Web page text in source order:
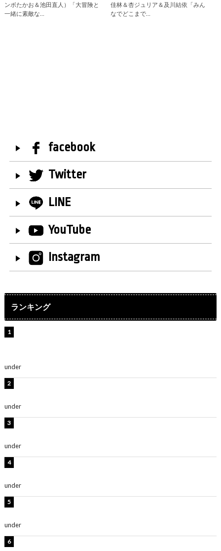
ンボたかお＆池田直人）「大冒険と
一緒に素敵な…
佳林＆杏ジュリア＆及川結依「みん
なでどこまで…
facebook
Twitter
LINE
YouTube
Instagram
ランキング
under
under
under
under
under